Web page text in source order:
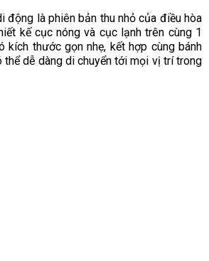
động là phiên bản thu nhỏ của điều hòa
kế cục nóng và cục lạnh trên cùng 1
kích thước gọn nhẹ, kết hợp cùng bánh
thể dễ dàng di chuyển tới mọi vị trí trong